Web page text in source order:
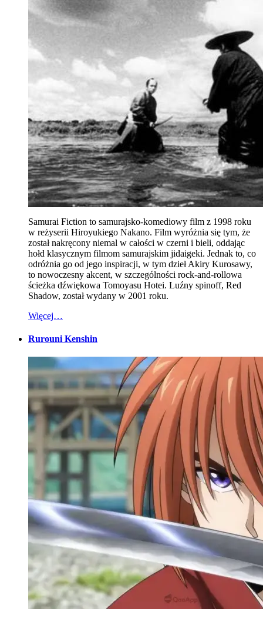
Samurai Fiction to samurajsko-komediowy film z 1998 roku
w reżyserii Hiroyukiego Nakano. Film wyróżnia się tym, że
został nakręcony niemal w całości w czerni i bieli, oddając
hołd klasycznym filmom samurajskim jidaigeki. Jednak to, co
odróżnia go od jego inspiracji, w tym dzieł Akiry Kurosawy,
to nowoczesny akcent, w szczególności rock-and-rollowa
ścieżka dźwiękowa Tomoyasu Hotei. Luźny spinoff, Red
Shadow, został wydany w 2001 roku.
Więcej…
Rurouni Kenshin